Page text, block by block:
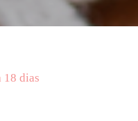
18 dias